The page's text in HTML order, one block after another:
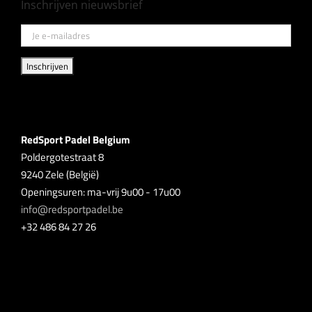
Inschrijven nieuwsbrief
RedSport Padel Belgium
Poldergotestraat 8
9240 Zele (België)
Openingsuren: ma-vrij 9u00 - 17u00
info@redsportpadel.be
+32 486 84 27 26